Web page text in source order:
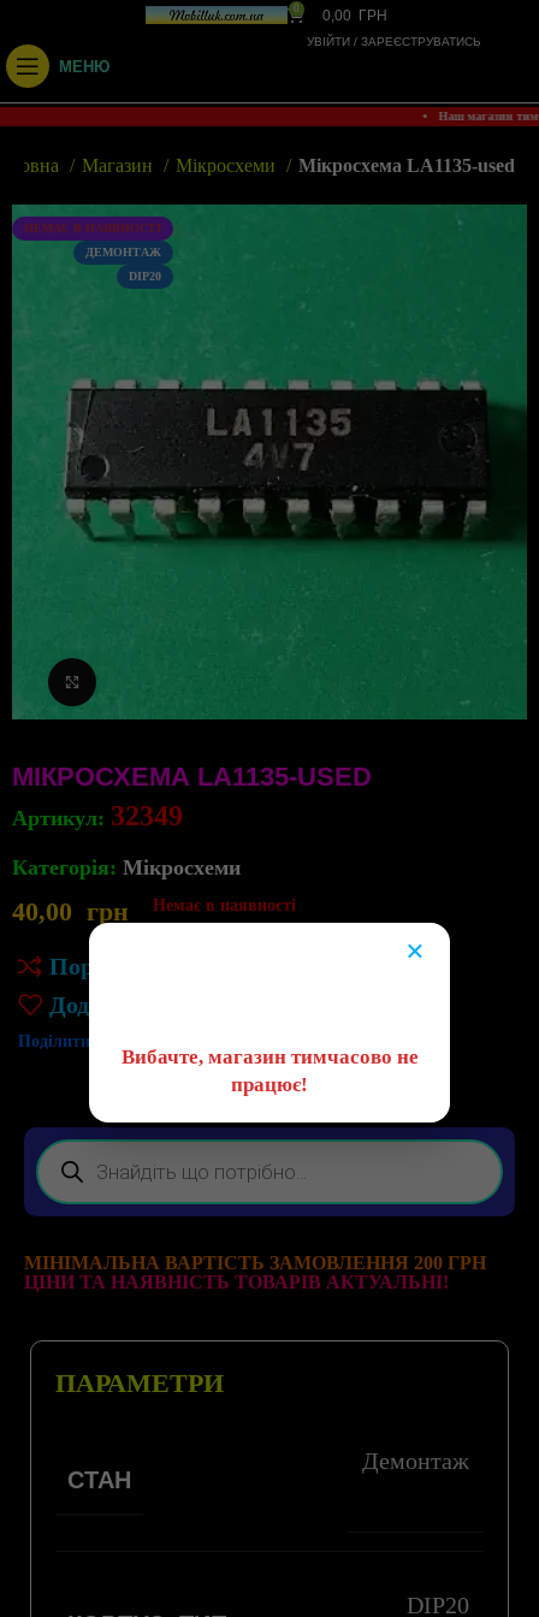
0 0,00 ГРН
УВІЙТИ / ЗАРЕЄСТРУВАТИСЬ
МЕНЮ
• Наш магазин
Магазин Мікросхеми Мікросхема LA1135-used
НЕМАЄ В НАЯВНОСТІ
ДЕМОНТАЖ
DIP20
МІКРОСХЕМА LA1135-USED
Артикул: 32349
Категорія: Мікросхеми
40,00 грн Немає в наявності
Порівняння
Додати до списку бажань
Поділитись:
МІНІМАЛЬНА ВАРТІСТЬ ЗАМОВЛЕННЯ 200 ГРН
ЦІНИ ТА НАЯВНІСТЬ ТОВАРІВ АКТУАЛЬНІ!
ПАРАМЕТРИ
СТАН
Демонтаж
DIP20
×
Вибачте, магазин тимчасово не
працює!